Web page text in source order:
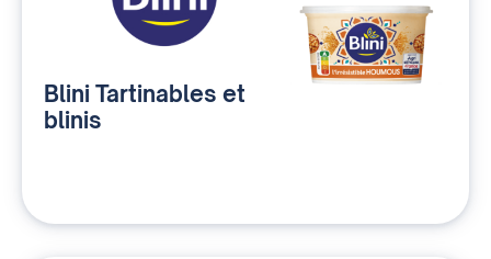
Blini Tartinables et
blinis